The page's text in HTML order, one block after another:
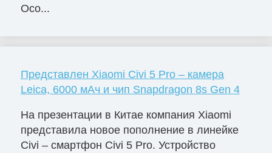
Осо...
Представлен Xiaomi Civi 5 Pro – камера
Leica, 6000 мАч и чип Snapdragon 8s Gen 4
На презентации в Китае компания Xiaomi
представила новое пополнение в линейке
Civi – смартфон Civi 5 Pro. Устройство